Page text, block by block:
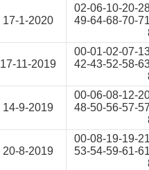
17-1-2020
02-06-10-20-
49-64-68-70-
17-11-2019
00-01-02-07-
42-43-52-58-
14-9-2019
00-06-08-12-
48-50-56-57-
20-8-2019
00-08-19-19-
53-54-59-61-